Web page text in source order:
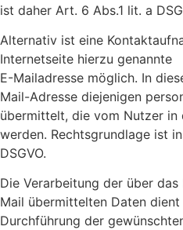
ist daher Art. 6 Abs.1 lit. a
Alternativ ist eine
Internetseite hierzu genannte
E-Mailadresse möglich. In
Mail-Adresse diejenigen
übermittelt, die vom Nutzer
werden. Rechtsgrundlage ist
DSGVO.
Die Verarbeitung der über
Mail übermittelten Daten
Durchführung der